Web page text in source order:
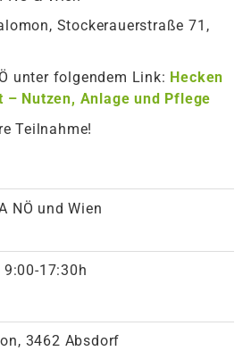
Stockerauerstraße 71,
unter folgendem Link: Hecken
Nutzen, Anlage und Pflege
Teilnahme!
NÖ und Wien
17:30h
3462 Absdorf